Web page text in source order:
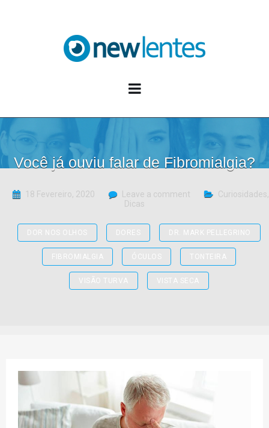
Você já ouviu falar de Fibromialgia?
18 Fevereiro, 2020 Leave a comment Curiosidades,
Dicas
DOR NOS OLHOS DORES DR. MARK PELLEGRINO
FIBROMIALGIA ÓCULOS TONTEIRA
VISÃO TURVA VISTA SECA